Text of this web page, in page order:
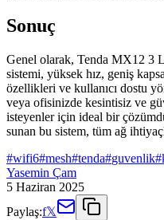
Sonuç
Genel olarak, Tenda MX12 3
sistemi, yüksek hız, geniş
özellikleri ve kullanıcı dostu
veya ofisinizde kesintisiz ve
isteyenler için ideal bir
sunan bu sistem, tüm ağ
#wifi6#mesh#tenda#guvenlik#
Yasemin Çam
5 Haziran 2025
Paylaş:f𝕏